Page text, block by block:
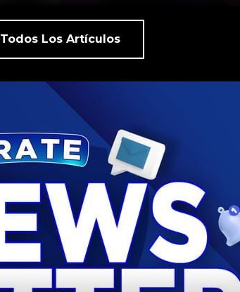
Todos Los Artículos